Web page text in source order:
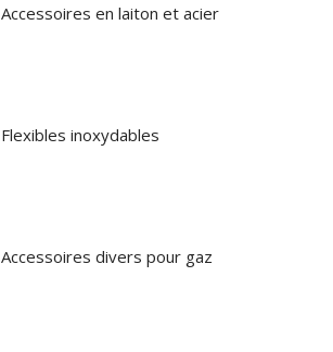
Accessoires en laiton et acier
Flexibles inoxydables
Accessoires divers pour gaz